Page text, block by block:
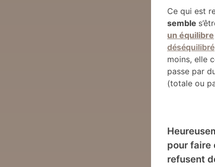
Ce qui est
semble
un équilibre
déséquilibré
moins, elle
passe par
(totale ou
pour faire
refusent